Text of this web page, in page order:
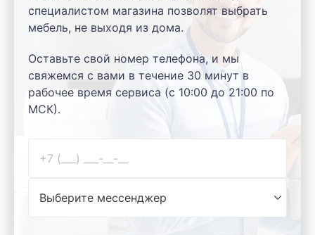
специалистом магазина позволят выбрать
мебель, не выходя из дома.
Оставьте свой номер телефона, и мы
свяжемся с вами в течение 30 минут в
рабочее время сервиса (с 10:00 до 21:00 по
МСК).